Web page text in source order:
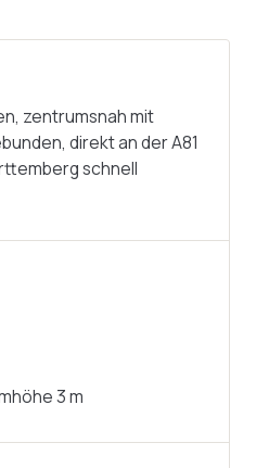
zentrumsnah mit
direkt an der A81
schnell
3 m